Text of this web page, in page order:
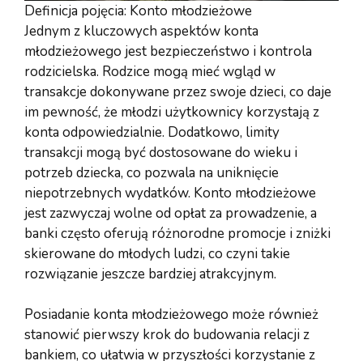
Definicja pojęcia: Konto młodzieżowe
Jednym z kluczowych aspektów konta
młodzieżowego jest bezpieczeństwo i kontrola
rodzicielska. Rodzice mogą mieć wgląd w
transakcje dokonywane przez swoje dzieci, co daje
im pewność, że młodzi użytkownicy korzystają z
konta odpowiedzialnie. Dodatkowo, limity
transakcji mogą być dostosowane do wieku i
potrzeb dziecka, co pozwala na uniknięcie
niepotrzebnych wydatków. Konto młodzieżowe
jest zazwyczaj wolne od opłat za prowadzenie, a
banki często oferują różnorodne promocje i zniżki
skierowane do młodych ludzi, co czyni takie
rozwiązanie jeszcze bardziej atrakcyjnym.
Posiadanie konta młodzieżowego może również
stanowić pierwszy krok do budowania relacji z
bankiem, co ułatwia w przyszłości korzystanie z